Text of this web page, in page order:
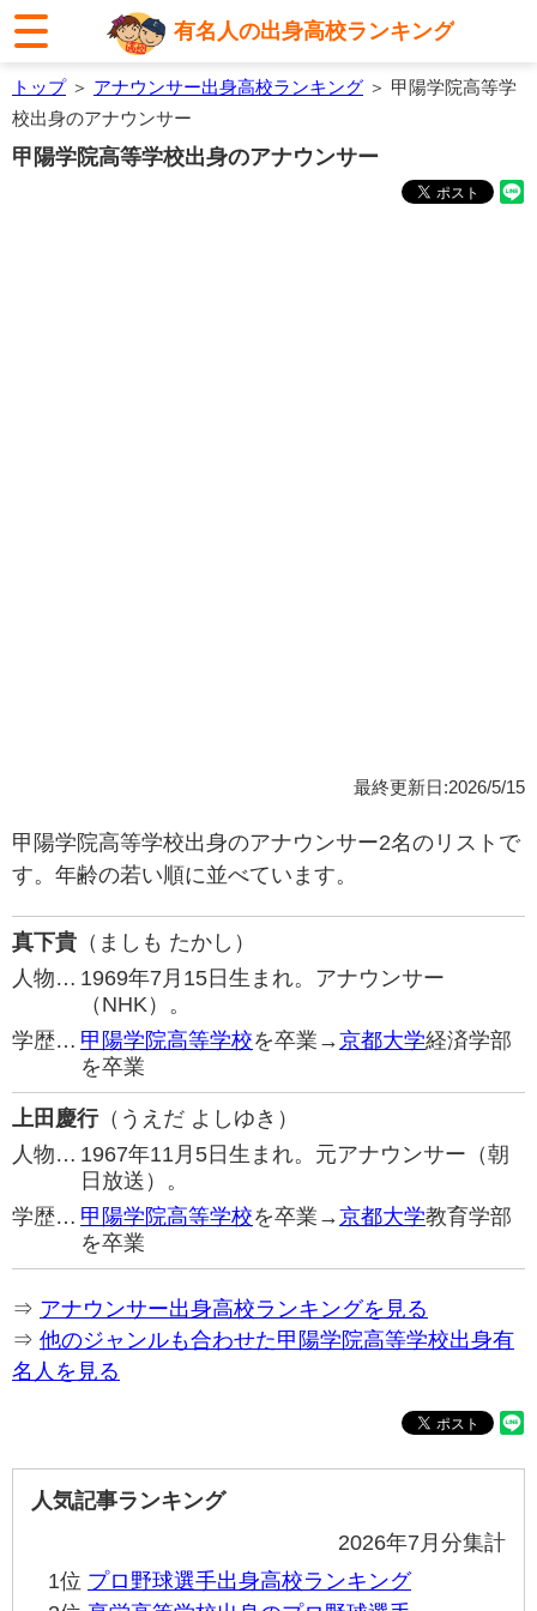
有名人の出身高校ランキング
トップ＞ アナウンサー出身高校ランキング ＞ 甲陽学院高等学
校出身のアナウンサー
甲陽学院高等学校出身のアナウンサー
最終更新日:2026/5/15
甲陽学院高等学校出身のアナウンサー2名のリストで
す。年齢の若い順に並べています。
真下貴 （ましも たかし）
人物… 1969年7月15日生まれ。アナウンサー
（NHK）。
学歴… 甲陽学院高等学校を卒業→京都大学経済学部
を卒業
上田慶行（うえだ よしゆき）
人物… 1967年11月5日生まれ。元アナウンサー（朝
日放送）。
学歴… 甲陽学院高等学校を卒業→京都大学教育学部
を卒業
⇒ アナウンサー出身高校ランキングを見る
⇒ 他のジャンルも合わせた甲陽学院高等学校出身有
名人を見る
人気記事ランキング
2026年7月分集計
1位 プロ野球選手出身高校ランキング